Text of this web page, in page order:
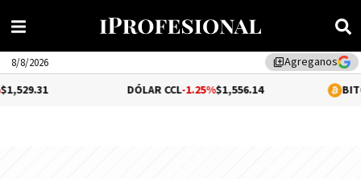
library_addAgreganos
8/8/2026
-1.25%$1,556.14 0.01%